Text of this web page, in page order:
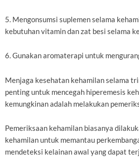
5. Mengonsumsi suplemen selama
kebutuhan vitamin dan zat besi selama
6. Gunakan aromaterapi untuk
Menjaga kesehatan kehamilan selama
penting untuk mencegah hiperemesis
kemungkinan adalah melakukan
Pemeriksaan kehamilan biasanya
kehamilan untuk memantau
mendeteksi kelainan awal yang dapat